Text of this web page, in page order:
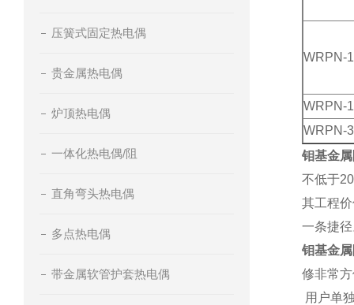
压簧式固定热电偶
贵金属热电偶
炉顶热电偶
一体化热电偶/阻
直角弯头热电偶
多点热电偶
带金属软管护套热电偶
WRPN-
WRPN-
WRPN-
钼基金
不低于
其工程
一条捷
钼基金
修非常
用户单